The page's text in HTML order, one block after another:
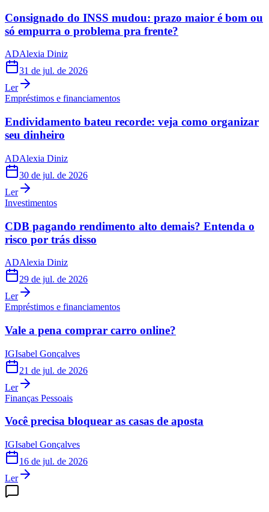
Consignado do INSS mudou: prazo maior é bom ou
só empurra o problema pra frente?
ADAlexia Diniz
31 de jul. de 2026
Ler
Empréstimos e financiamentos
Endividamento bateu recorde: veja como organizar
seu dinheiro
ADAlexia Diniz
30 de jul. de 2026
Ler
Investimentos
CDB pagando rendimento alto demais? Entenda o
risco por trás disso
ADAlexia Diniz
29 de jul. de 2026
Ler
Empréstimos e financiamentos
Vale a pena comprar carro online?
IGIsabel Gonçalves
21 de jul. de 2026
Ler
Finanças Pessoais
Você precisa bloquear as casas de aposta
IGIsabel Gonçalves
16 de jul. de 2026
Ler